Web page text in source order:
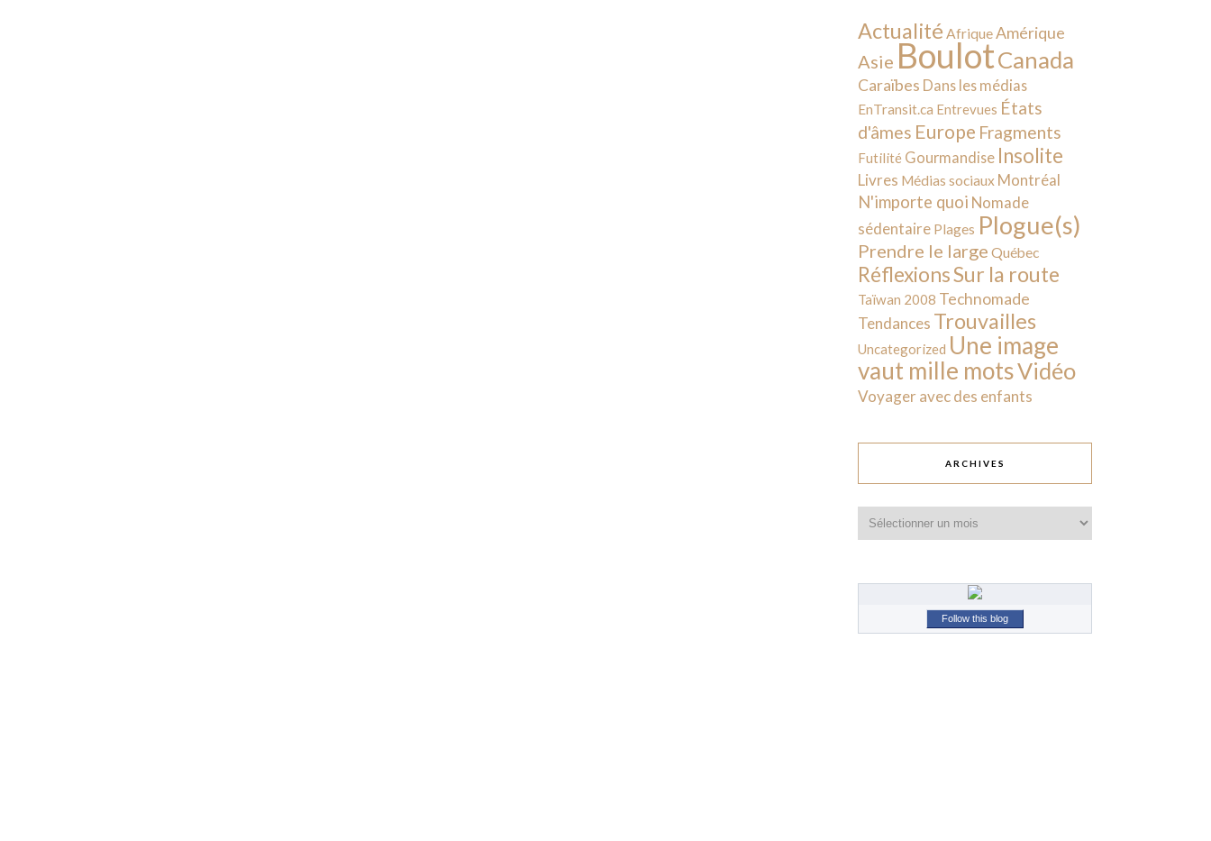
Actualité AfriqueAmérique
Asie BoulotCanada
Caraïbes Dans les médias
EnTransit.ca Entrevues États
d'âmes Europe Fragments
Futilité Gourmandise Insolite
Livres Médias sociaux Montréal
N'importe quoi Nomade
sédentaire Plages Plogue(s)
Prendre le large Québec
RéflexionsSur la route
Taïwan 2008 Technomade
Tendances Trouvailles
Uncategorized Une image
vaut mille motsVidéo
Voyager avec des enfants
ARCHIVES
Follow this blog